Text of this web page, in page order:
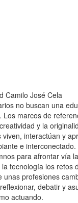
no buscan una
Los marcos de
y la
viven, interactúan y
e
para afrontar vía
la tecnología los retos
unas profesiones
debatir y
actuando.